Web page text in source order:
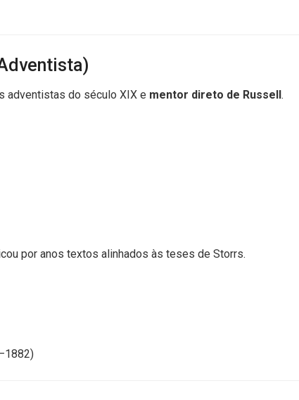
adventistas do século XIX e mentor direto de Russell .
por anos textos alinhados às teses de Storrs.